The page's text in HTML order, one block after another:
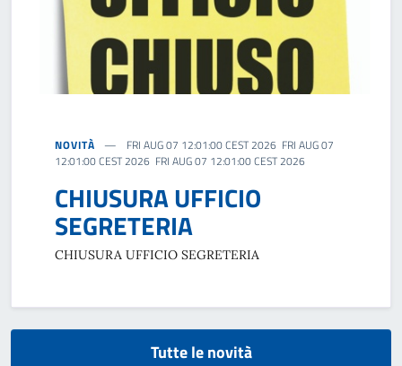
NOVITÀ
FRI AUG 07 12:01:00 CEST 2026 FRI AUG 07
12:01:00 CEST 2026 FRI AUG 07 12:01:00 CEST 2026
CHIUSURA UFFICIO
SEGRETERIA
CHIUSURA UFFICIO SEGRETERIA
Tutte le novità